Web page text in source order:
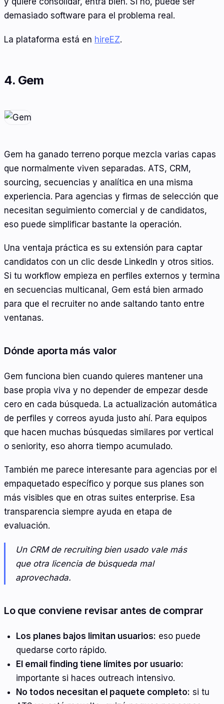
demasiado software para el problema real.
La plataforma está en hireEZ.
4. Gem
Gem ha ganado terreno porque mezcla varias capas
que normalmente viven separadas. ATS, CRM,
sourcing, secuencias y analítica en una misma
experiencia. Para agencias y firmas de selección que
necesitan seguimiento comercial y de candidatos,
eso puede simplificar bastante la operación.
Una ventaja práctica es su extensión para captar
candidatos con un clic desde LinkedIn y otros sitios.
Si tu workflow empieza en perfiles externos y termina
en secuencias multicanal, Gem está bien armado
para que el recruiter no ande saltando tanto entre
ventanas.
Dónde aporta más valor
Gem funciona bien cuando quieres mantener una
base propia viva y no depender de empezar desde
cero en cada búsqueda. La actualización automática
de perfiles y correos ayuda justo ahí. Para equipos
que hacen muchas búsquedas similares por vertical
o seniority, eso ahorra tiempo acumulado.
También me parece interesante para agencias por el
empaquetado específico y porque sus planes son
más visibles que en otras suites enterprise. Esa
transparencia siempre ayuda en etapa de
evaluación.
Un CRM de recruiting bien usado vale más
que otra licencia de búsqueda mal
aprovechada.
Lo que conviene revisar antes de comprar
Los planes bajos limitan usuarios: eso puede
quedarse corto rápido.
El email finding tiene límites por usuario:
importante si haces outreach intensivo.
No todos necesitan el paquete completo: si tu